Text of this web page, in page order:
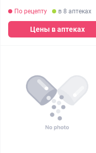
По рецепту в 8 аптеках
Цены в аптеках